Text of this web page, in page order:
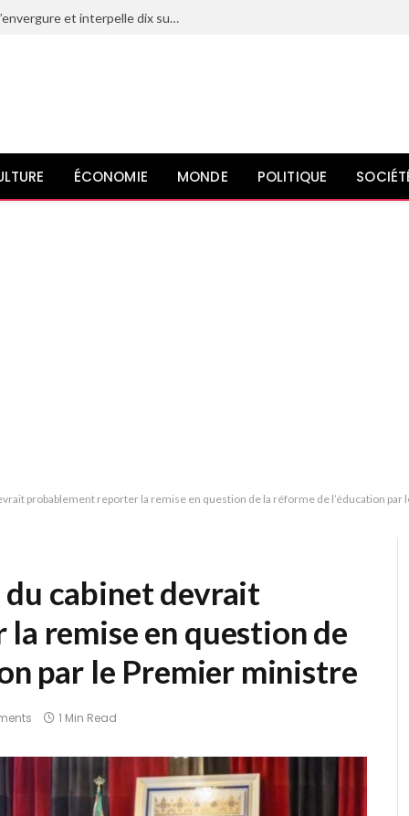
Le Maroc déjoue un projet terroriste d’envergure et interpelle dix suspects liés à l’organisation État islamique
ÉCONOMIE MONDE POLITIQUE
probablement reporter la remise en question de la réforme de l’éducation
cabinet devrait
remise en question de
par le Premier ministre
1 Min Read